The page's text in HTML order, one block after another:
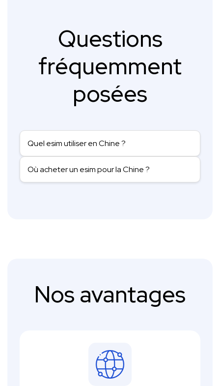
Questions
fréquemment
posées
Quel esim utiliser en Chine ?
Où acheter un esim pour la Chine ?
Nos avantages